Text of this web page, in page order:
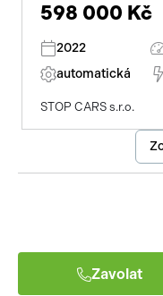
598 000 Kč
2022
automatická
STOP CARS s.r.o.
Zavolat